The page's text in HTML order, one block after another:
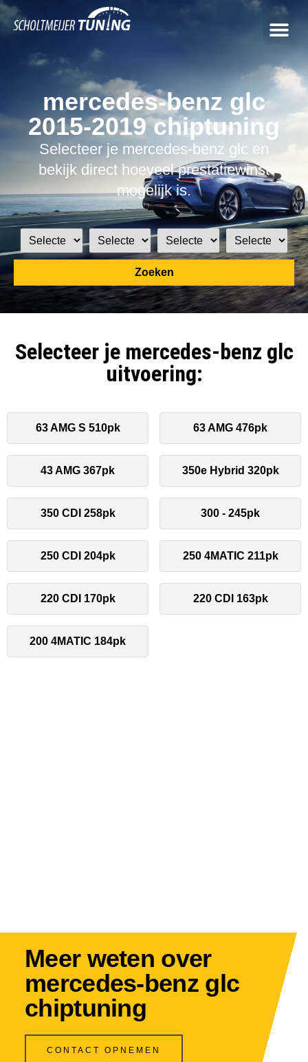
mercedes-benz glc
2015-2019 chiptuning
Selecteer je mercedes-benz glc en
bekijk direct hoeveel prestatiewinst
mogelijk is.
Zoeken
Selecteer je mercedes-benz glc
uitvoering:
63 AMG S 510pk 63 AMG 476pk
43 AMG 367pk 350e Hybrid 320pk
350 CDI 258pk 300 - 245pk
250 CDI 204pk 250 4MATIC 211pk
220 CDI 170pk 220 CDI 163pk
200 4MATIC 184pk
Meer weten over
mercedes-benz glc
chiptuning
CONTACT OPNEMEN